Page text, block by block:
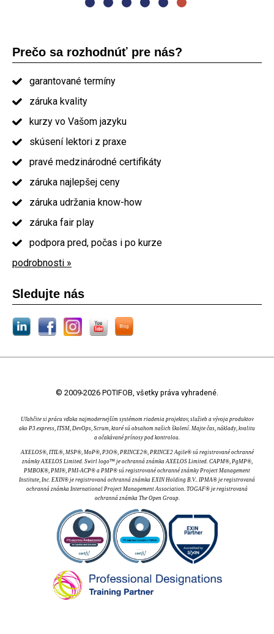
Prečo sa rozhodnúť pre nás?
garantované termíny
záruka kvality
kurzy vo Vašom jazyku
skúsení lektori z praxe
pravé medzinárodné certifikáty
záruka najlepšej ceny
záruka udržania know-how
záruka fair play
podpora pred, počas i po kurze
podrobnosti »
Sledujte nás
© 2009-2026 POTIFOB, všetky práva vyhradené.
Uľahčite si prácu vďaka najmodernejším systémom riadenia projektov, služieb a vývoja produktov
ako P3.express, ITSM, DevOps, Scrum, ktoré sú obsahom našich školení. Majte čas, náklady, kvalitu
a očakávané prínosy pod kontrolou.
AXELOS®, ITIL®, MSP®, MoP®, P3O®, PRINCE2®, PRINCE2 Agile® sú registrované ochranné
známky AXELOS Limited. Swirl logo™ je ochranná známka AXELOS Limited. CAPM®, PgMP®,
PMBOK®, PMI®, PMI-ACP® a PMP® sú registrované ochranné známky Project Management
Institute, Inc. EXIN® je registrovaná ochranná známka EXIN Holding B.V.. IPMA® je registrovaná
ochranná známka International Project Management Association. TOGAF® je registrovaná
ochranná známka The Open Group.